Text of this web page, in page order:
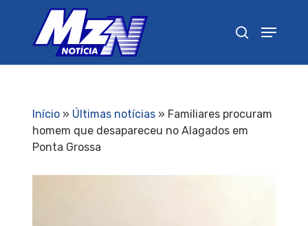
Início» Últimas notícias» Familiares procuram
homem que desapareceu no Alagados em
Ponta Grossa